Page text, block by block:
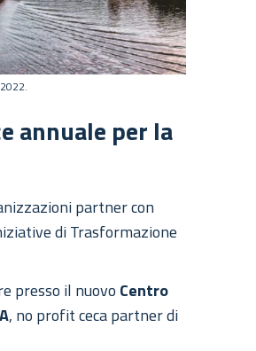
annuale per la
partner con
di Trasformazione
presso il nuovo Centro
, no profit ceca partner di